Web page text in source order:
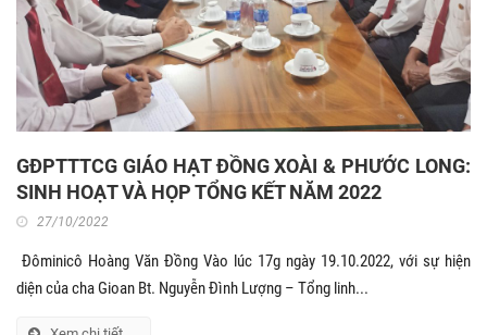
GĐPTTTCG GIÁO HẠT ĐỒNG XOÀI & PHƯỚC LONG:
SINH HOẠT VÀ HỌP TỔNG KẾT NĂM 2022
27/10/2022
Đôminicô Hoàng Văn Đồng Vào lúc 17g ngày 19.10.2022, với sự hiện
diện của cha Gioan Bt. Nguyễn Đình Lượng – Tổng linh...